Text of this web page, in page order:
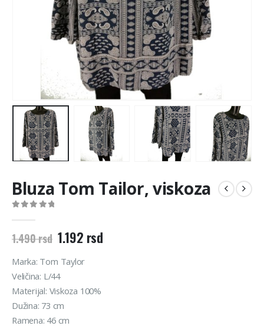
Bluza Tom Tailor, viskoza
1.490rsd Originalna
cena
je
bila:
1.490 rsd.
1.192 rsdTrenutna
cena
Marka: Tom Taylor
Veličina: L/44
Materijal: Viskoza 100%
Dužina: 73 cm
Ramena: 46 cm